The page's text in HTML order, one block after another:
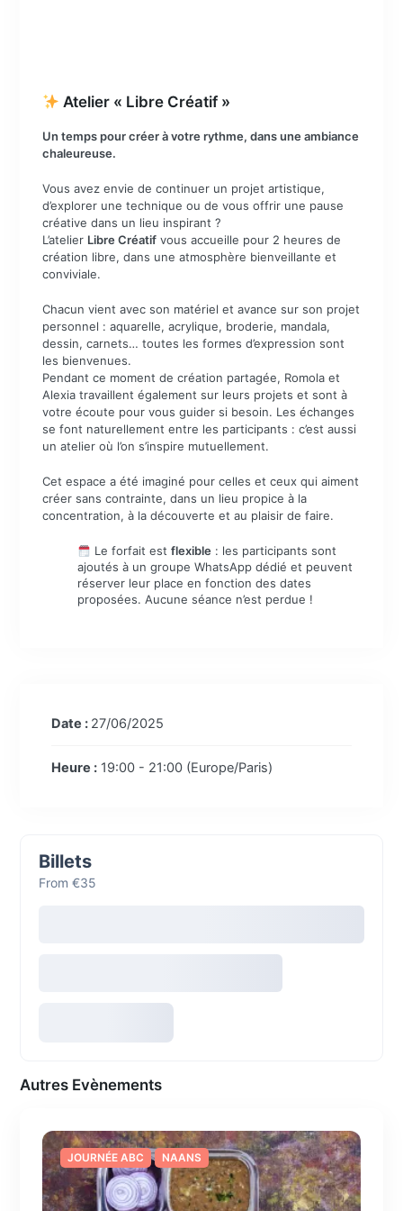
Atelier « Libre Créatif »
Un temps pour créer à votre rythme, dans une ambiance
chaleureuse.
Vous avez envie de continuer un projet artistique,
d’explorer une technique ou de vous offrir une pause
créative dans un lieu inspirant ?
L’atelier Libre Créatif vous accueille pour 2 heures de
création libre, dans une atmosphère bienveillante et
conviviale.
Chacun vient avec son matériel et avance sur son projet
personnel : aquarelle, acrylique, broderie, mandala,
dessin, carnets… toutes les formes d’expression sont
les bienvenues.
Pendant ce moment de création partagée, Romola et
Alexia travaillent également sur leurs projets et sont à
votre écoute pour vous guider si besoin. Les échanges
se font naturellement entre les participants : c’est aussi
un atelier où l’on s’inspire mutuellement.
Cet espace a été imaginé pour celles et ceux qui aiment
créer sans contrainte, dans un lieu propice à la
concentration, à la découverte et au plaisir de faire.
Le forfait est flexible: les participants sont
ajoutés à un groupe WhatsApp dédié et peuvent
réserver leur place en fonction des dates
proposées. Aucune séance n’est perdue !
Date : 27/06/2025
Heure : 19:00 - 21:00 (Europe/Paris)
Billets
From €35
Autres Evènements
JOURNÉE ABC NAANS